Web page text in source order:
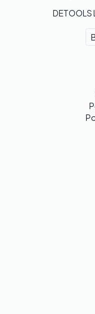
DETOOLS